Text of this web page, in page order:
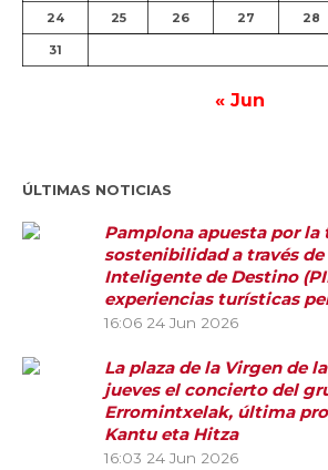
24 25 26 27 28
31
« Jun
ÚLTIMAS NOTICIAS
Pamplona apuesta por
sostenibilidad a través
Inteligente de Destino
experiencias turísticas
16:06 24 Jun 2026
La plaza de la Virgen de
jueves el concierto del
Erromintxelak, última
Kantu eta Hitza
16:03 24 Jun 2026